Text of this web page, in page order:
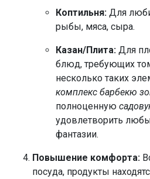
Коптильня: Для
рыбы, мяса, сыра.
Казан/Плита: Для
блюд, требующих
несколько таких
комплекс барбекю
полноценную
удовлетворить
фантазии.
Повышение комфорта:
посуда, продукты